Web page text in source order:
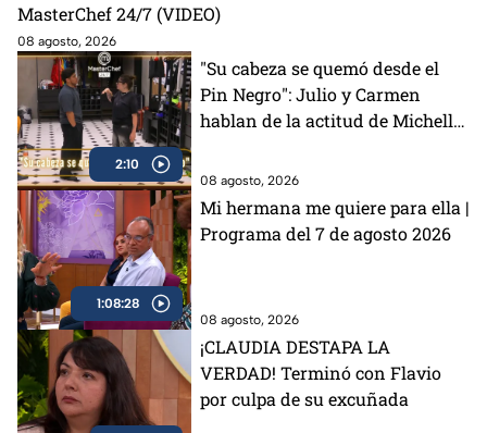
MasterChef 24/7 (VIDEO)
08 agosto, 2026
2:10
"Su cabeza se quemó desde el
Pin Negro": Julio y Carmen
hablan de la actitud de Michelle
08 agosto, 2026
1:08:28
Mi hermana me quiere para ella |
Programa del 7 de agosto 2026
08 agosto, 2026
¡CLAUDIA DESTAPA LA
VERDAD! Terminó con Flavio
por culpa de su excuñada